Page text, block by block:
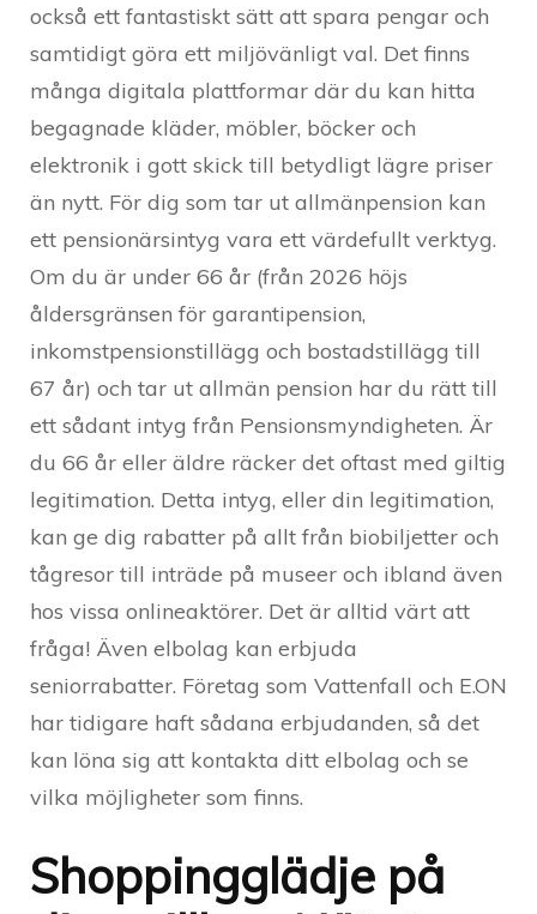
också ett fantastiskt sätt att spara pengar och
samtidigt göra ett miljövänligt val. Det finns
många digitala plattformar där du kan hitta
begagnade kläder, möbler, böcker och
elektronik i gott skick till betydligt lägre priser
än nytt. För dig som tar ut allmänpension kan
ett pensionärsintyg vara ett värdefullt verktyg.
Om du är under 66 år (från 2026 höjs
åldersgränsen för garantipension,
inkomstpensionstillägg och bostadstillägg till
67 år) och tar ut allmän pension har du rätt till
ett sådant intyg från Pensionsmyndigheten. Är
du 66 år eller äldre räcker det oftast med giltig
legitimation. Detta intyg, eller din legitimation,
kan ge dig rabatter på allt från biobiljetter och
tågresor till inträde på museer och ibland även
hos vissa onlineaktörer. Det är alltid värt att
fråga! Även elbolag kan erbjuda
seniorrabatter. Företag som Vattenfall och E.ON
har tidigare haft sådana erbjudanden, så det
kan löna sig att kontakta ditt elbolag och se
vilka möjligheter som finns.
Shoppingglädje på